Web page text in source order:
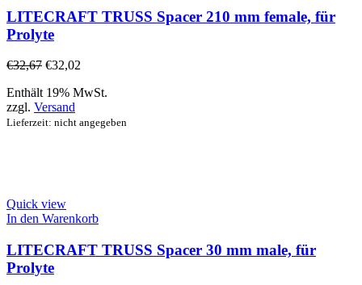
LITECRAFT TRUSS Spacer 210 mm female, für
Prolyte
€32,67 €32,02
Enthält 19% MwSt.
zzgl. Versand
Lieferzeit: nicht angegeben
Quick view
In den Warenkorb
LITECRAFT TRUSS Spacer 30 mm male, für
Prolyte